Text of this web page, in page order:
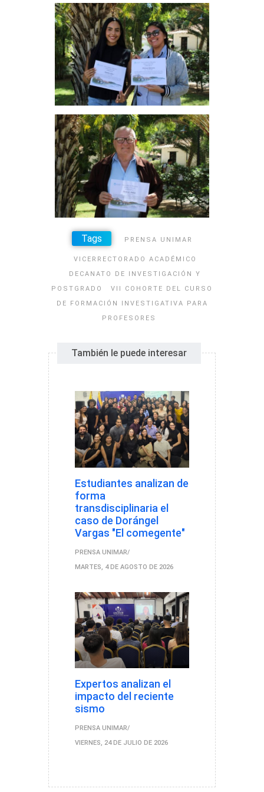
Tags PRENSA UNIMAR
VICERRECTORADO ACADÉMICO
DECANATO DE INVESTIGACIÓN Y
POSTGRADO
VII COHORTE DEL CURSO
DE FORMACIÓN INVESTIGATIVA PARA
PROFESORES
También le puede interesar
Estudiantes analizan de
forma
transdisciplinaria el
caso de Dorángel
Vargas "El comegente"
PRENSA UNIMAR
MARTES, 4 DE AGOSTO DE 2026
Expertos analizan el
impacto del reciente
sismo
PRENSA UNIMAR
VIERNES, 24 DE JULIO DE 2026